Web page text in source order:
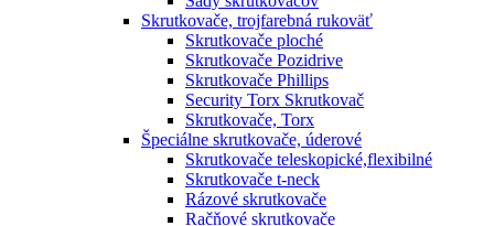
Skrutkovače, trojfarebná rukoväť
Skrutkovače ploché
Skrutkovače Pozidrive
Skrutkovače Phillips
Security Torx Skrutkovač
Skrutkovače, Torx
Špeciálne skrutkovače, úderové
Skrutkovače teleskopické,flexibilné
Skrutkovače t-neck
Rázové skrutkovače
Račňové skrutkovače